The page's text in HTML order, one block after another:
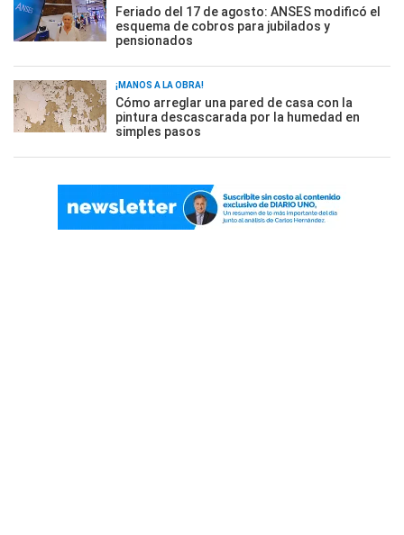
Feriado del 17 de agosto: ANSES modificó el
esquema de cobros para jubilados y
pensionados
¡MANOS A LA OBRA!
Cómo arreglar una pared de casa con la
pintura descascarada por la humedad en
simples pasos